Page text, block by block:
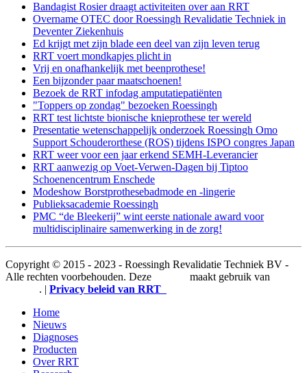
Bandagist Rosier draagt activiteiten over aan RRT
Overname OTEC door Roessingh Revalidatie Techniek in
Deventer Ziekenhuis
Ed krijgt met zijn blade een deel van zijn leven terug
RRT voert mondkapjes plicht in
Vrij en onafhankelijk met beenprothese!
Een bijzonder paar maatschoenen!
Bezoek de RRT infodag amputatiepatiënten
"Toppers op zondag" bezoeken Roessingh
RRT test lichtste bionische knieprothese ter wereld
Presentatie wetenschappelijk onderzoek Roessingh Omo
Support Schouderorthese (ROS) tijdens ISPO congres Japan
RRT weer voor een jaar erkend SEMH-Leverancier
RRT aanwezig op Voet-Verwen-Dagen bij Tiptoo
Schoenencentrum Enschede
Modeshow Borstprothesebadmode en -lingerie
Publieksacademie Roessingh
PMC “de Bleekerij” wint eerste nationale award voor
multidisciplinaire samenwerking in de zorg!
Copyright © 2015 - 2023 - Roessingh Revalidatie Techniek BV -
Alle rechten voorbehouden. Deze
maakt gebruik van
. | Privacy beleid van RRT
Home
Nieuws
Diagnoses
Producten
Over RRT